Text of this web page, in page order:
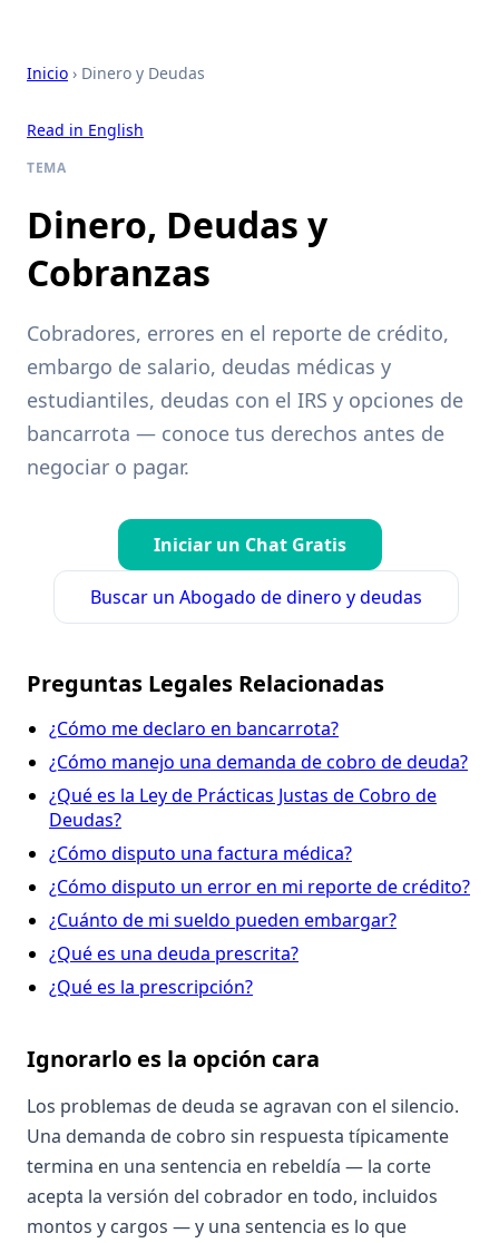
Inicio › Dinero y Deudas
Read in English
TEMA
Dinero, Deudas y
Cobranzas
Cobradores, errores en el reporte de crédito,
embargo de salario, deudas médicas y
estudiantiles, deudas con el IRS y opciones de
bancarrota — conoce tus derechos antes de
negociar o pagar.
Iniciar un Chat Gratis
Buscar un Abogado de dinero y deudas
Preguntas Legales Relacionadas
¿Cómo me declaro en bancarrota?
¿Cómo manejo una demanda de cobro de deuda?
¿Qué es la Ley de Prácticas Justas de Cobro de
Deudas?
¿Cómo disputo una factura médica?
¿Cómo disputo un error en mi reporte de crédito?
¿Cuánto de mi sueldo pueden embargar?
¿Qué es una deuda prescrita?
¿Qué es la prescripción?
Ignorarlo es la opción cara
Los problemas de deuda se agravan con el silencio.
Una demanda de cobro sin respuesta típicamente
termina en una sentencia en rebeldía — la corte
acepta la versión del cobrador en todo, incluidos
montos y cargos — y una sentencia es lo que